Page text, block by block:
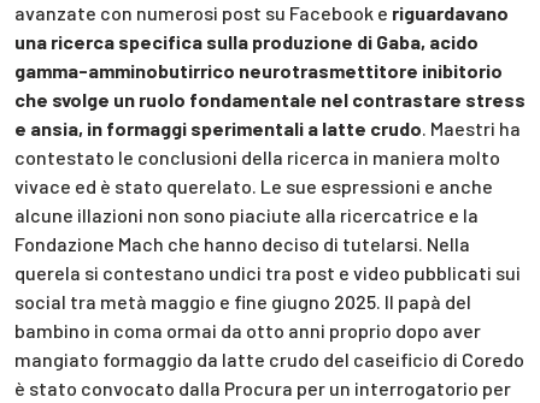
avanzate con numerosi post su Facebook e riguardavano
una ricerca specifica sulla produzione di Gaba, acido
gamma-amminobutirrico neurotrasmettitore inibitorio
che svolge un ruolo fondamentale nel contrastare stress
e ansia, in formaggi sperimentali a latte crudo. Maestri ha
contestato le conclusioni della ricerca in maniera molto
vivace ed è stato querelato. Le sue espressioni e anche
alcune illazioni non sono piaciute alla ricercatrice e la
Fondazione Mach che hanno deciso di tutelarsi. Nella
querela si contestano undici tra post e video pubblicati sui
social tra metà maggio e fine giugno 2025. Il papà del
bambino in coma ormai da otto anni proprio dopo aver
mangiato formaggio da latte crudo del caseificio di Coredo
è stato convocato dalla Procura per un interrogatorio per